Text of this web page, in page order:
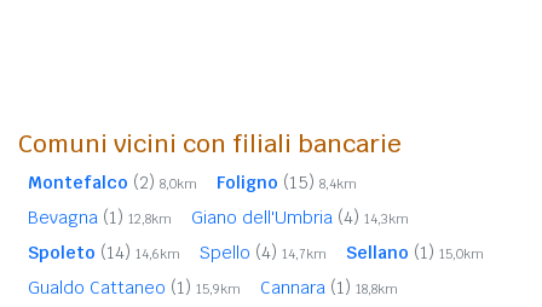
Comuni vicini con filiali bancarie
Montefalco (2) 8,0km Foligno (15) 8,4km
Bevagna (1) 12,8km Giano dell'Umbria (4) 14,3km
Spoleto (14) 14,6km Spello (4) 14,7km Sellano (1) 15,0km
Gualdo Cattaneo (1) 15,9km Cannara (1) 18,8km